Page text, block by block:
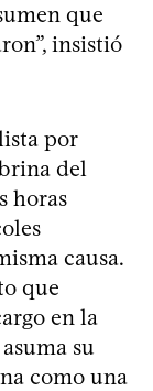
que
insistió
por
del
horas
causa.
que
en la
su
como una